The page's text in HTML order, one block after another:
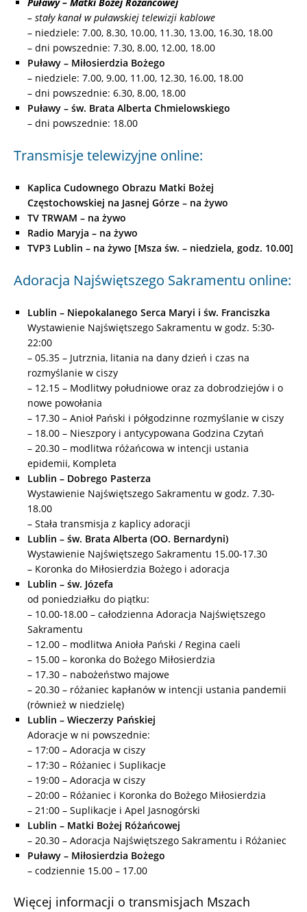
Puławy – Matki Bożej Różańcowej
– stały kanał w puławskiej telewizji kablowe
– niedziele: 7.00, 8.30, 10.00, 11.30, 13.00, 16.30, 18.00
– dni powszednie: 7.30, 8.00, 12.00, 18.00
Puławy – Miłosierdzia Bożego
– niedziele: 7.00, 9.00, 11.00, 12.30, 16.00, 18.00
– dni powszednie: 6.30, 8.00, 18.00
Puławy – św. Brata Alberta Chmielowskiego
– dni powszednie: 18.00
Transmisje telewizyjne online:
Kaplica Cudownego Obrazu Matki Bożej
Częstochowskiej na Jasnej Górze – na żywo
TV TRWAM – na żywo
Radio Maryja – na żywo
TVP3 Lublin – na żywo [Msza św. – niedziela, godz. 10.00]
Adoracja Najświętszego Sakramentu online:
Lublin – Niepokalanego Serca Maryi i św. Franciszka
Wystawienie Najświętszego Sakramentu w godz. 5:30-
22:00
– 05.35 – Jutrznia, litania na dany dzień i czas na
rozmyślanie w ciszy
– 12.15 – Modlitwy południowe oraz za dobrodziejów i o
nowe powołania
– 17.30 – Anioł Pański i półgodzinne rozmyślanie w ciszy
– 18.00 – Nieszpory i antycypowana Godzina Czytań
– 20.30 – modlitwa różańcowa w intencji ustania
epidemii, Kompleta
Lublin – Dobrego Pasterza
Wystawienie Najświętszego Sakramentu w godz. 7.30-
18.00
– Stała transmisja z kaplicy adoracji
Lublin – św. Brata Alberta (OO. Bernardyni)
Wystawienie Najświętszego Sakramentu 15.00-17.30
– Koronka do Miłosierdzia Bożego i adoracja
Lublin – św. Józefa
od poniedziałku do piątku:
– 10.00-18.00 – całodzienna Adoracja Najświętszego
Sakramentu
– 12.00 – modlitwa Anioła Pański / Regina caeli
– 15.00 – koronka do Bożego Miłosierdzia
– 17.30 – nabożeństwo majowe
– 20.30 – różaniec kapłanów w intencji ustania pandemii
(również w niedzielę)
Lublin – Wieczerzy Pańskiej
Adoracje w ni powszednie:
– 17:00 – Adoracja w ciszy
– 17:30 – Różaniec i Suplikacje
– 19:00 – Adoracja w ciszy
– 20:00 – Różaniec i Koronka do Bożego Miłosierdzia
– 21:00 – Suplikacje i Apel Jasnogórski
Lublin – Matki Bożej Różańcowej
– 20.30 – Adoracja Najświętszego Sakramentu i Różaniec
Puławy – Miłosierdzia Bożego
– codziennie 15.00 – 17.00
Więcej informacji o transmisjach Mszach